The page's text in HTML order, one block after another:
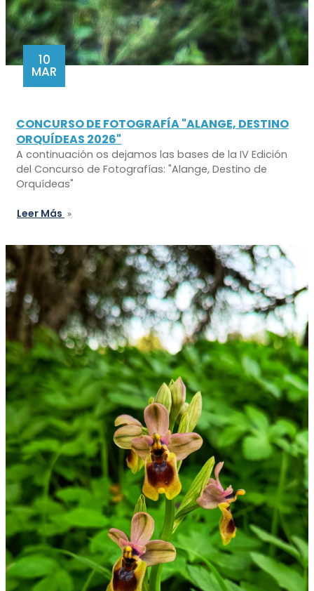
10
MAR
CONCURSO DE FOTOGRAFÍA "ALANGE, DESTINO
ORQUÍDEAS 2026"
A continuación os dejamos las bases de la IV Edición
del Concurso de Fotografías: "Alange, Destino de
Orquídeas"
Leer Más